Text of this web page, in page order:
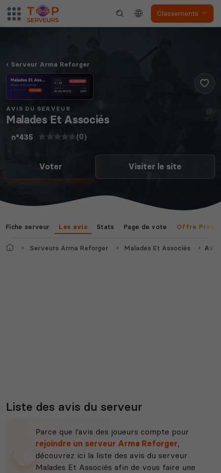
Classements
Squad
Serveur Arma Reforger
AVIS DU SERVEUR
Malades Et Associés
n°435 (0)
Voter Visiter le site
Fiche serveur Les avis Stats Page de vote Offre
AccueilServeurs Arma Reforger Malades Et Associés Avis
Liste des avis du serveur
Parce que l'avis des joueurs compte pour
rejoindre un serveur Arma Reforger,
découvrez ici la liste des avis du serveur
Malades Et Associés afin de vous faire une